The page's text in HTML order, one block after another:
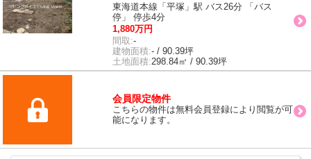
東海道本線「平塚」駅 バス26分 「バス
停」 停歩4分
1,880万円
間取:-
建物面積:- / 90.39坪
土地面積:298.84㎡ / 90.39坪
会員限定物件
こちらの物件は無料会員登録により閲覧が可
能になります。